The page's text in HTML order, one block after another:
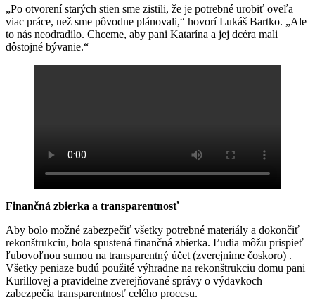
„Po otvorení starých stien sme zistili, že je potrebné urobiť oveľa
viac práce, než sme pôvodne plánovali,“ hovorí Lukáš Bartko. „Ale
to nás neodradilo. Chceme, aby pani Katarína a jej dcéra mali
dôstojné bývanie.“
Finančná zbierka a transparentnosť
Aby bolo možné zabezpečiť všetky potrebné materiály a dokončiť
rekonštrukciu, bola spustená finančná zbierka. Ľudia môžu prispieť
ľubovoľnou sumou na transparentný účet (zverejnime čoskoro) .
Všetky peniaze budú použité výhradne na rekonštrukciu domu pani
Kurillovej a pravidelne zverejňované správy o výdavkoch
zabezpečia transparentnosť celého procesu.